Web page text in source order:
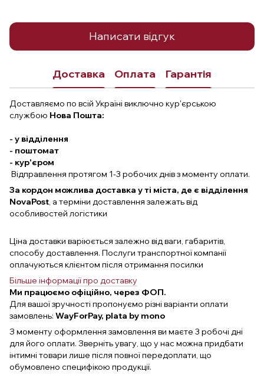
Написати відгук
Доставка Оплата Гарантія
Доставляємо по всій Україні виключно кур'єрською
службою Нова Пошта:
- у відділення
- поштомат
- кур'єром
Відправлення протягом 1-3 робочих днів з моменту оплати.
За кордон можлива доставка у ті міста, де є відділення
NovaPost , а терміни доставлення залежать від
особливостей логістики
Ціна доставки варіюється залежно від ваги, габаритів,
способу доставлення. Послуги транспортної компанії
оплачуються клієнтом після отримання посилки
Більше інформації про доставку
Ми працюємо офіційно, через ФОП.
Для вашої зручності пропонуємо різні варіанти оплати
замовлень: WayForPay, plata by mono
З моменту оформлення замовлення ви маєте 3 робочі дні
для його оплати. Зверніть увагу, що у нас можна придбати
інтимні товари лише після повної передоплати, що
обумовлено специфікою продукції.